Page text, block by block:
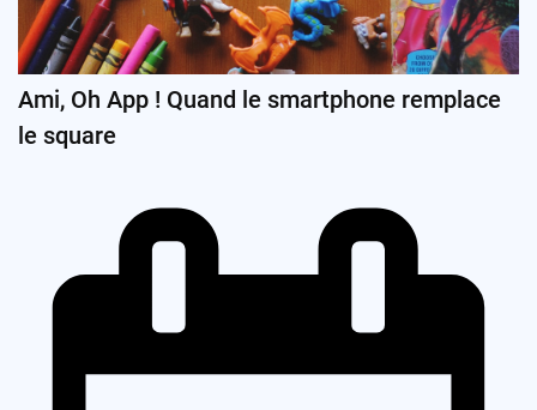
Ami, Oh App ! Quand le smartphone remplace
le square